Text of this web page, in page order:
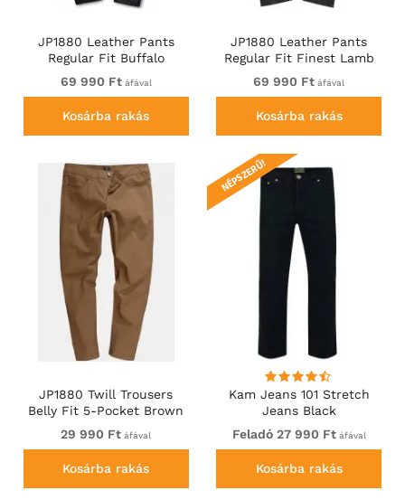
JP1880 Leather Pants
Regular Fit Buffalo
Nubuck Dark Brown
69 990 Ftáfával
Kosárba rakás
JP1880 Leather Pants
Regular Fit Finest Lamb
Nappa Black
69 990 Ft áfával
Kosárba rakás
JP1880 Twill Trousers
Belly Fit 5-Pocket Brown
29 990 Ft áfával
Kosárba rakás
Kam Jeans 101 Stretch
Jeans Black
NÉPSZERŰ!
Feladó 27 990 Ftáfával
Kosárba rakás